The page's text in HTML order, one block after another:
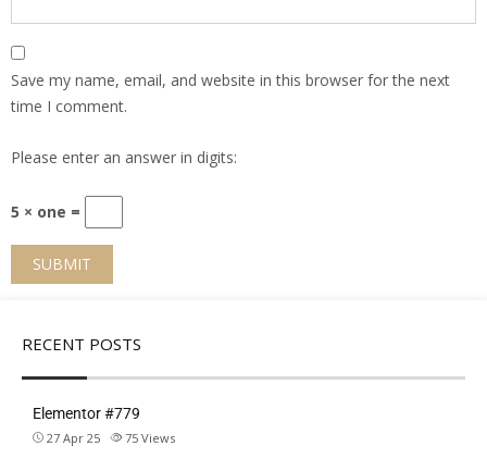
Save my name, email, and website in this browser for the next
time I comment.
Please enter an answer in digits:
5 × one =
RECENT POSTS
Elementor #779
27 Apr 25 75 Views